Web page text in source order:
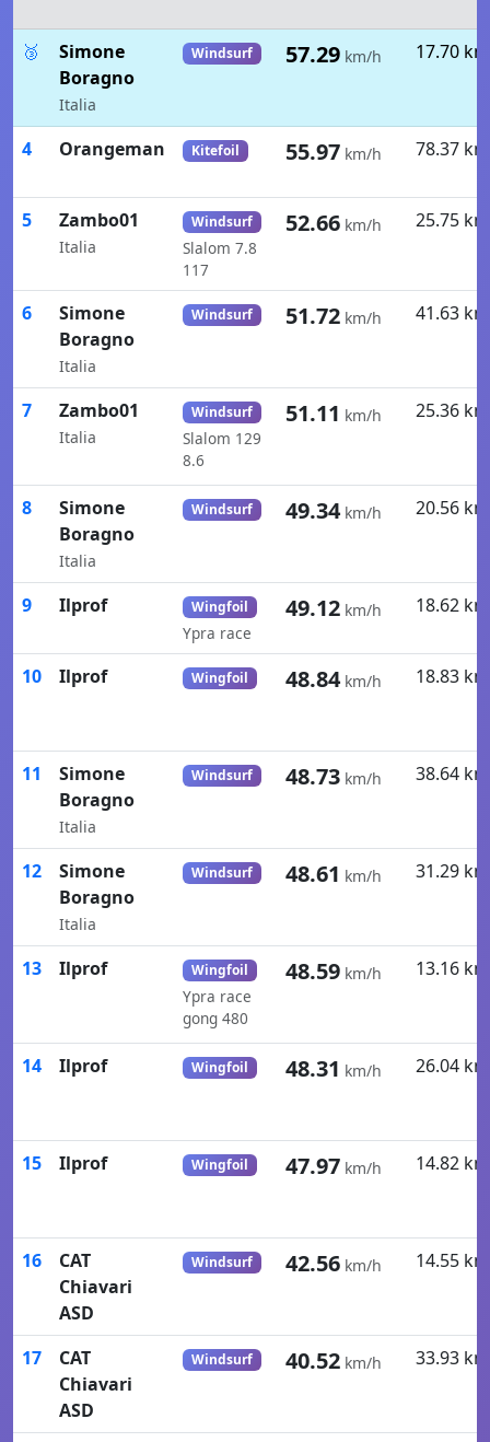
🥉
Simone
Boragno
Italia
Windsurf 57.29 km/h 17.70 km
4 Orangeman Kitefoil 55.97 km/h 78.37 km
5 Zambo01
Italia
Windsurf
Slalom 7.8
117
52.66 km/h 25.75 km
6
Simone
Boragno
Italia
Windsurf 51.72 km/h 41.63 km
7 Zambo01
Italia
Windsurf
Slalom 129
8.6
51.11 km/h 25.36 km
8
Simone
Boragno
Italia
Windsurf 49.34 km/h 20.56 km
9 Ilprof Wingfoil
Ypra race
49.12 km/h 18.62 km
10 Ilprof Wingfoil 48.84 km/h 18.83 km
11
Simone
Boragno
Italia
Windsurf 48.73 km/h 38.64 km
12
Simone
Boragno
Italia
Windsurf 48.61 km/h 31.29 km
13 Ilprof Wingfoil
Ypra race
gong 480
48.59 km/h 13.16 km
14 Ilprof Wingfoil 48.31 km/h 26.04 km
15 Ilprof Wingfoil 47.97 km/h 14.82 km
16
CAT
Chiavari
ASD
Windsurf 42.56 km/h 14.55 km
17
CAT
Chiavari
ASD
Windsurf 40.52 km/h 33.93 km